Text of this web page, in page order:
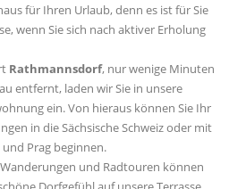
für Ihren Urlaub, denn es ist für Sie
wenn Sie sich nach aktiver Erholung
Rathmannsdorf, nur wenige Minuten
entfernt, laden wir Sie in unsere
ein. Von hieraus können Sie Ihr
in die Sächsische Schweiz oder mit
Prag beginnen.
und Radtouren können